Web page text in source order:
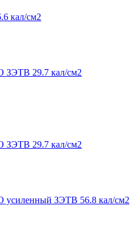
кал/см2
29.7 кал/см2
29.7 кал/см2
ЗЭТВ 56.8 кал/см2